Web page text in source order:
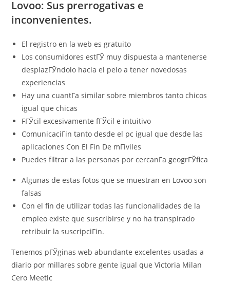
Lovoo: Sus prerrogativas e
inconvenientes.
El registro en la web es gratuito
Los consumidores estГЎ muy dispuesta a mantenerse
desplazГЎndolo hacia el pelo a tener novedosas
experiencias
Hay una cuantГ­a similar sobre miembros tanto chicos
igual que chicas
FГЎcil excesivamente fГЎcil e intuitivo
ComunicaciГіn tanto desde el pc igual que desde las
aplicaciones Con El Fin De mГіviles
Puedes filtrar a las personas por cercanГ­a geogrГЎfica
Algunas de estas fotos que se muestran en Lovoo son
falsas
Con el fin de utilizar todas las funcionalidades de la
empleo existe que suscribirse y no ha transpirado
retribuir la suscripciГіn.
Tenemos pГЎginas web abundante excelentes usadas a
diario por millares sobre gente igual que Victoria Milan
Cero Meetic